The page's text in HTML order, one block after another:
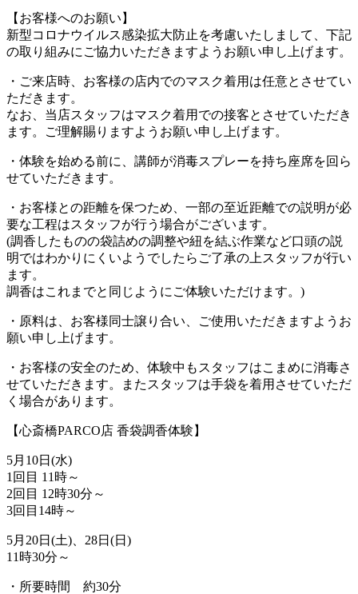
【お客様へのお願い】
新型コロナウイルス感染拡大防止を考慮いたしまして、下記
の取り組みにご協力いただきますようお願い申し上げます。
・ご来店時、お客様の店内でのマスク着用は任意とさせてい
ただきます。
なお、当店スタッフはマスク着用での接客とさせていただき
ます。ご理解賜りますようお願い申し上げます。
・体験を始める前に、講師が消毒スプレーを持ち座席を回ら
せていただきます。
・お客様との距離を保つため、一部の至近距離での説明が必
要な工程はスタッフが行う場合がございます。
(調香したものの袋詰めの調整や紐を結ぶ作業など口頭の説
明ではわかりにくいようでしたらご了承の上スタッフが行い
ます。
調香はこれまでと同じようにご体験いただけます。)
・原料は、お客様同士譲り合い、ご使用いただきますようお
願い申し上げます。
・お客様の安全のため、体験中もスタッフはこまめに消毒さ
せていただきます。またスタッフは手袋を着用させていただ
く場合があります。
【心斎橋PARCO店 香袋調香体験】
5月10日(水)
1回目 11時～
2回目 12時30分～
3回目14時～
5月20日(土)、28日(日)
11時30分～
・所要時間 約30分